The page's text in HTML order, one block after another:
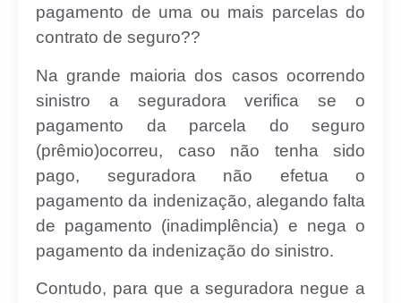
pagamento de uma ou mais parcelas do
contrato de seguro??
Na grande maioria dos casos ocorrendo
sinistro a seguradora verifica se o
pagamento da parcela do seguro
(prêmio)ocorreu, caso não tenha sido
pago, seguradora não efetua o
pagamento da indenização, alegando falta
de pagamento (inadimplência) e nega o
pagamento da indenização do sinistro.
Contudo, para que a seguradora negue a